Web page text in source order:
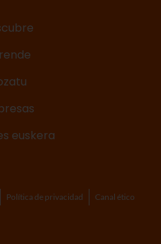
euskera
Política de privacidad Canal ético